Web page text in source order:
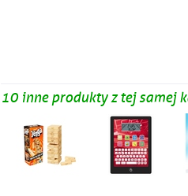
10 inne produkty z tej samej